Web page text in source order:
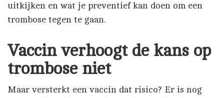
uitkijken en wat je preventief kan doen om een
trombose tegen te gaan.
Vaccin verhoogt de kans op
trombose niet
Maar versterkt een vaccin dat risico? Er is nog